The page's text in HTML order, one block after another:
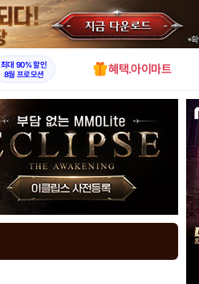
최대 90% 할인
8월 프로모션
혜택.아이마트